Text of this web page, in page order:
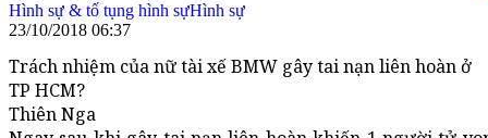
Hình sự & tố tụng hình sựHình sự
23/10/2018 06:37
Trách nhiệm của nữ tài xế BMW gây tai nạn liên hoàn ở
TP HCM?
Thiên Nga